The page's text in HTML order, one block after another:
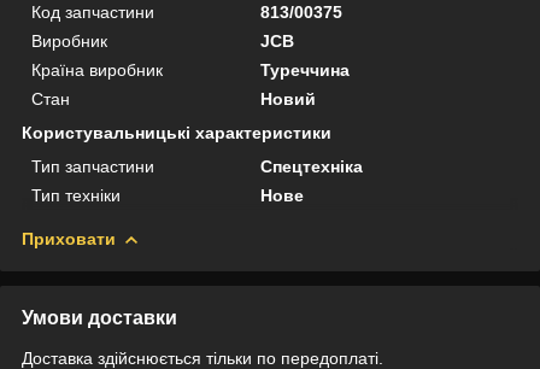
Код запчастини
813/00375
Виробник
JCB
Країна виробник
Туреччина
Стан
Новий
Користувальницькі характеристики
Тип запчастини
Спецтехніка
Тип техніки
Нове
Приховати
Умови доставки
Доставка здійснюється тільки по передоплаті.